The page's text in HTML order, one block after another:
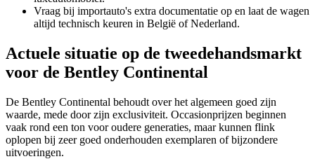
Vraag bij importauto's extra documentatie op en laat de wagen
altijd technisch keuren in België of Nederland.
Actuele situatie op de tweedehandsmarkt
voor de Bentley Continental
De Bentley Continental behoudt over het algemeen goed zijn
waarde, mede door zijn exclusiviteit. Occasionprijzen beginnen
vaak rond een ton voor oudere generaties, maar kunnen flink
oplopen bij zeer goed onderhouden exemplaren of bijzondere
uitvoeringen.